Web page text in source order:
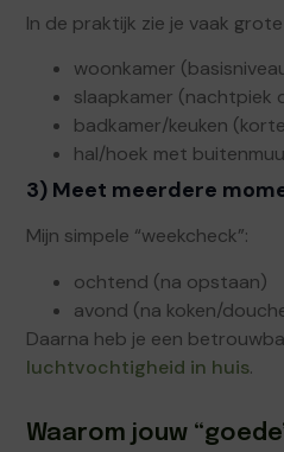
In de praktijk zie je vaak
woonkamer
slaapkamer (nachtpiek
badkamer/keuken
hal/hoek met
3) Meet meerdere
Mijn simpele “weekcheck”:
ochtend (na opstaan)
avond (na koken/
Daarna heb je een
luchtvochtigheid in huis.
Waarom jouw